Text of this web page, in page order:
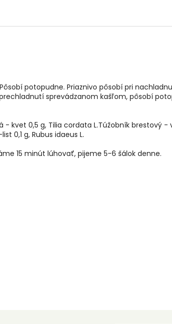
potopudne. Priaznivo pôsobí pri
sprevádzanom kašľom, pôsobí
- kvet 0,5 g, Tilia cordata L.Túžobník brestový
0,1 g, Rubus idaeus L.
15 minút lúhovať, pijeme 5-6 šálok denne.